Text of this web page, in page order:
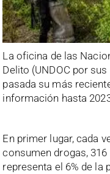
La oficina de las
Delito (UNDOC por
pasada su más
información hasta
En primer lugar, cada
consumen drogas,
representa el 6% de la